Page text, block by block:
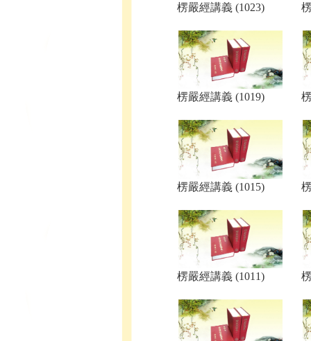
楞嚴經講義 (1023)
楞嚴經講義 (1019)
楞嚴經講義 (1015)
楞嚴經講義 (1011)